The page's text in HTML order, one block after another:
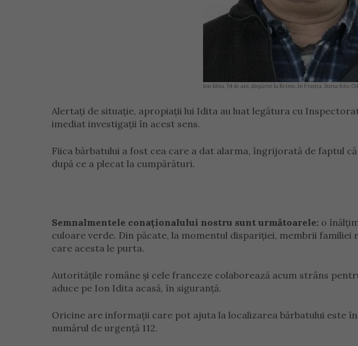
Ion Idita, 54 de ani, dispărut la Reims, în Franța. Sursa foto:
Alertați de situație, apropiații lui Idita au luat legătura cu
imediat investigații în acest sens.
Fiica bărbatului a fost cea care a dat alarma, îngrijorată de faptul
după ce a plecat la cumpărături.
Semnalmentele conaționalului nostru sunt următoarele: o
culoare verde. Din păcate, la momentul dispariției, membrii familiei
care acesta le purta.
Autoritățile române și cele franceze colaborează acum strâns
aduce pe Ion Idita acasă, în siguranță.
Oricine are informații care pot ajuta la localizarea bărbatului este
numărul de urgență 112.